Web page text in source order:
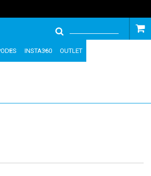
INSTA360 OUTLET